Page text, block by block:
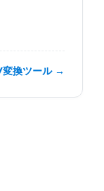
換ツール →